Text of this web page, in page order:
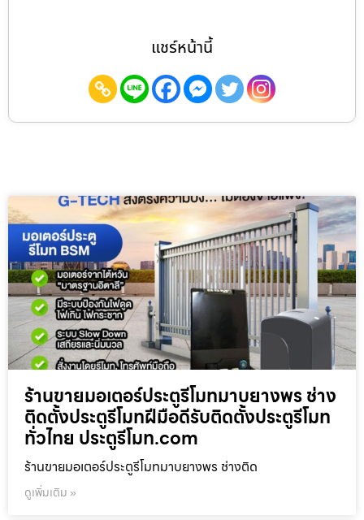
แชร์หน้านี้
ร้านขายมอเตอร์ประตูรีโมทมาบยางพร ช่าง
ติดตั้งประตูรีโมทฝีมือดีรับติดตั้งประตูรีโมท
ทั่วไทย ประตูรีโมท.com
ร้านขายมอเตอร์ประตูรีโมทมาบยางพร ช่างติด
ดูเพิ่มเติม »